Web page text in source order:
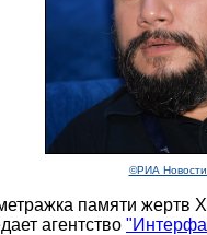
©РИА Новости
памяти
агентство